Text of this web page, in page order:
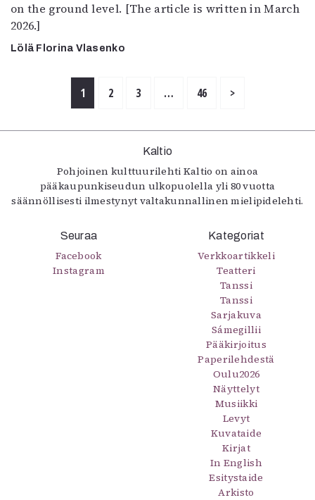
on the ground level. [The article is written in March
2026.]
Lölä Florina Vlasenko
1 2 3 … 46 >
Kaltio
Pohjoinen kulttuurilehti Kaltio on ainoa
pääkaupunkiseudun ulkopuolella yli 80 vuotta
säännöllisesti ilmestynyt valtakunnallinen mielipidelehti.
Seuraa
Facebook
Instagram
Kategoriat
Verkkoartikkeli
Teatteri
Tanssi
Tanssi
Sarjakuva
Sámegillii
Pääkirjoitus
Paperilehdestä
Oulu2026
Näyttelyt
Musiikki
Levyt
Kuvataide
Kirjat
In English
Esitystaide
Arkisto